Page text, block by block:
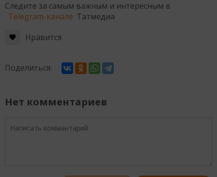
Следите за самым важным и интересным в
Telegram-канале Татмедиа
Нравится
Поделиться:
Нет комментариев